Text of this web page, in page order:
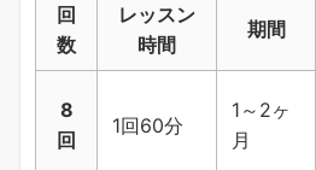
回
数
レッスン
時間
期間
8
回
1回60分
1～2ヶ
月